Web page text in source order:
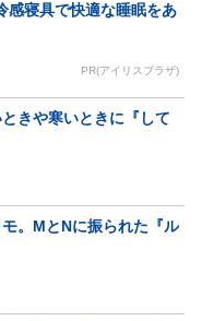
感寝具で快適な睡眠をあ
PR(アイリスプラザ)
きや寒いときに『して
。MとNに振られた『ル